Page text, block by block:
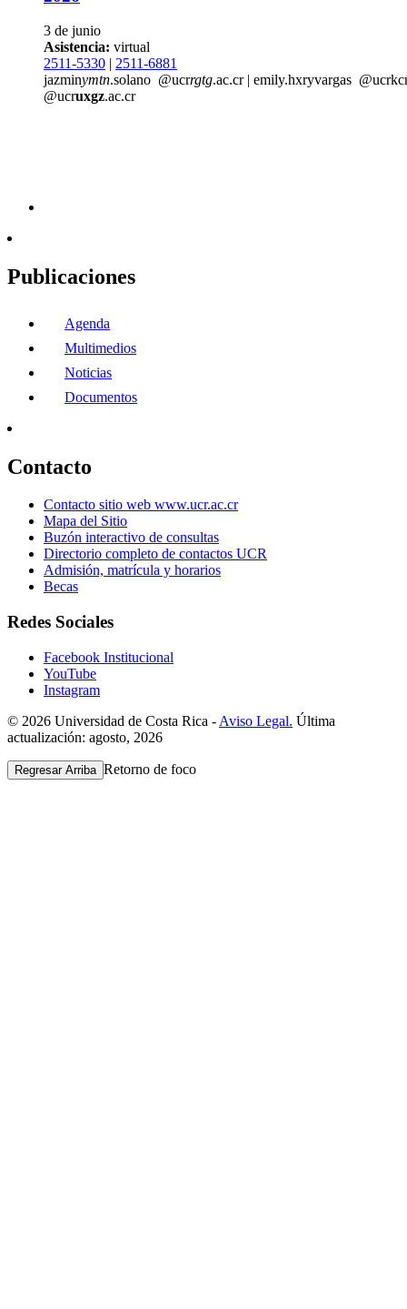
3 de junio
Asistencia: virtual
2511-5330 | 2511-6881
jazminymtn.solano @ucrrgtg.ac.cr| emily.hxryvargas @ucr
@ucruxgz.ac.cr
Publicaciones
Agenda
Multimedios
Noticias
Documentos
Contacto
Contacto sitio web www.ucr.ac.cr
Mapa del Sitio
Buzón interactivo de consultas
Directorio completo de contactos UCR
Admisión, matrícula y horarios
Becas
Redes Sociales
Facebook Institucional
YouTube
Instagram
© 2026 Universidad de Costa Rica - Aviso Legal. Última
actualización: agosto, 2026
Regresar Arriba Retorno de foco